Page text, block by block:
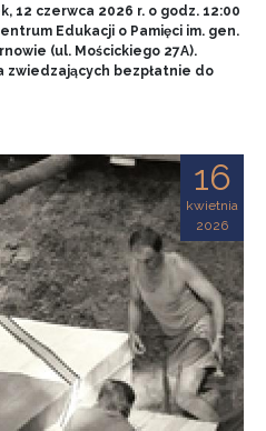
12 czerwca 2026 r. o godz. 12:00
Edukacji o Pamięci im. gen.
(ul. Mościckiego 27A).
bezpłatnie do
16
kwietnia
2026